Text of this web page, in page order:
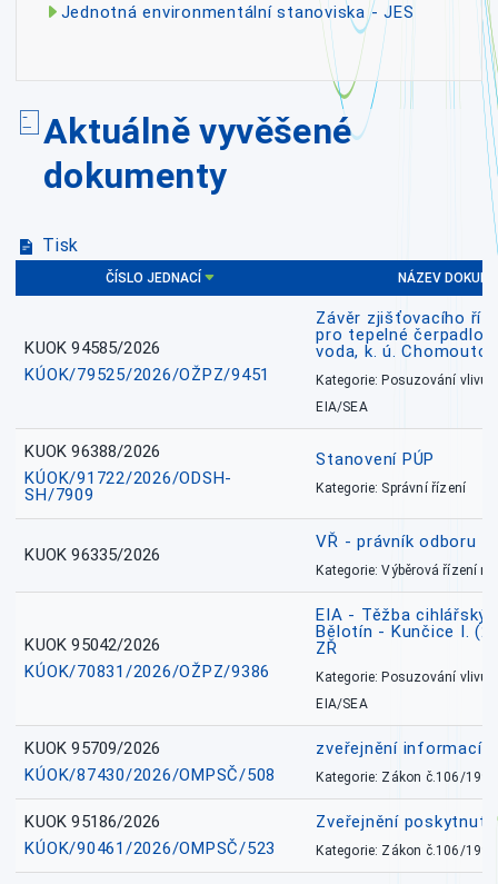
Jednotná environmentální stanoviska - JES
Aktuálně vyvěšené
dokumenty
Tisk
ČÍSLO JEDNACÍ NÁZEV
KUOK 94585/2026
KÚOK/79525/2026/OŽPZ/9451
Závěr zjišťovacího
pro tepelné čerpadlo
voda, k. ú. Chomoutov
Kategorie: Posuzování vlivů
EIA/SEA
KUOK 96388/2026
KÚOK/91722/2026/ODSH-
SH/7909
Stanovení PÚP
Kategorie: Správní řízení
KUOK 96335/2026
VŘ - právník odboru
Kategorie: Výběrová řízení
KUOK 95042/2026
KÚOK/70831/2026/OŽPZ/9386
EIA - Těžba
Bělotín - Kunčice I.
ZŘ
Kategorie: Posuzování vlivů
EIA/SEA
KUOK 95709/2026
KÚOK/87430/2026/OMPSČ/508
zveřejnění informací
Kategorie: Zákon č.106/1999
KUOK 95186/2026
KÚOK/90461/2026/OMPSČ/523
Zveřejnění
Kategorie: Zákon č.106/1999